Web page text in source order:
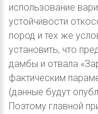
использование
устойчивости
пород и тех же
установить, что
дамбы и отвала
фактическим
(данные будут
Поэтому главной